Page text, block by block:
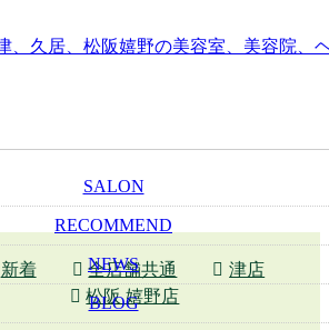
新着 全店舗共通
津店
松阪 嬉野店
SALON
RECOMMEND
NEWS
BLOG